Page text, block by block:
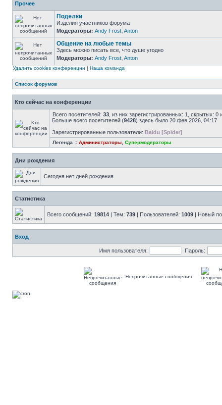
Прочее
Поделки
Изделия участников форума
Модераторы: Andy Frost Anton
Общение на любые темы
Здесь можно писать все, что душе угодно
Модераторы: Andy Frost Anton
Удалить cookies конференции | Наша команда
Список форумов
Кто сейчас на конференции
Всего посетителей: 33 , из них зарегистрированных: 1, скрытых:
Больше всего посетителей (9428) здесь было 20 фев 2026, 04:17
Зарегистрированные пользователи: Baidu [Spider]
Легенда :: Администраторы Супермодераторы
Дни рождения
Сегодня нет дней рождения.
Статистика
Всего сообщений: 19814 | Тем: 739 | Пользователей: 1009 | Новый
Вход
Имя пользователя: Пароль:
Непрочитанные сообщения